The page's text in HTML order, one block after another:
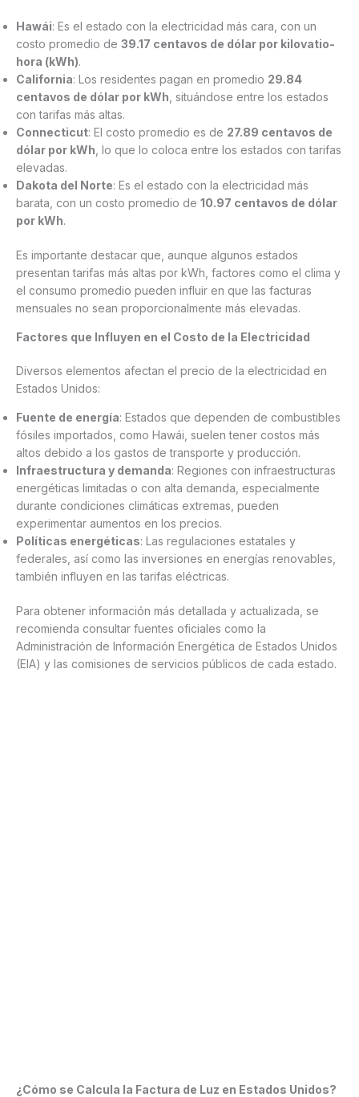
Hawái: Es el estado con la electricidad más cara, con un
costo promedio de 39.17 centavos de dólar por kilovatio-
hora (kWh).
California: Los residentes pagan en promedio 29.84
centavos de dólar por kWh , situándose entre los estados
con tarifas más altas.
Connecticut: El costo promedio es de 27.89 centavos de
dólar por kWh , lo que lo coloca entre los estados con tarifas
elevadas.
Dakota del Norte: Es el estado con la electricidad más
barata, con un costo promedio de 10.97 centavos de dólar
por kWh.
Es importante destacar que, aunque algunos estados
presentan tarifas más altas por kWh, factores como el clima y
el consumo promedio pueden influir en que las facturas
mensuales no sean proporcionalmente más elevadas.
Factores que Influyen en el Costo de la Electricidad
Diversos elementos afectan el precio de la electricidad en
Estados Unidos:
Fuente de energía: Estados que dependen de combustibles
fósiles importados, como Hawái, suelen tener costos más
altos debido a los gastos de transporte y producción.
Infraestructura y demanda: Regiones con infraestructuras
energéticas limitadas o con alta demanda, especialmente
durante condiciones climáticas extremas, pueden
experimentar aumentos en los precios.
Políticas energéticas: Las regulaciones estatales y
federales, así como las inversiones en energías renovables,
también influyen en las tarifas eléctricas.
Para obtener información más detallada y actualizada, se
recomienda consultar fuentes oficiales como la
Administración de Información Energética de Estados Unidos
(EIA) y las comisiones de servicios públicos de cada estado.
¿Cómo se Calcula la Factura de Luz en Estados Unidos?